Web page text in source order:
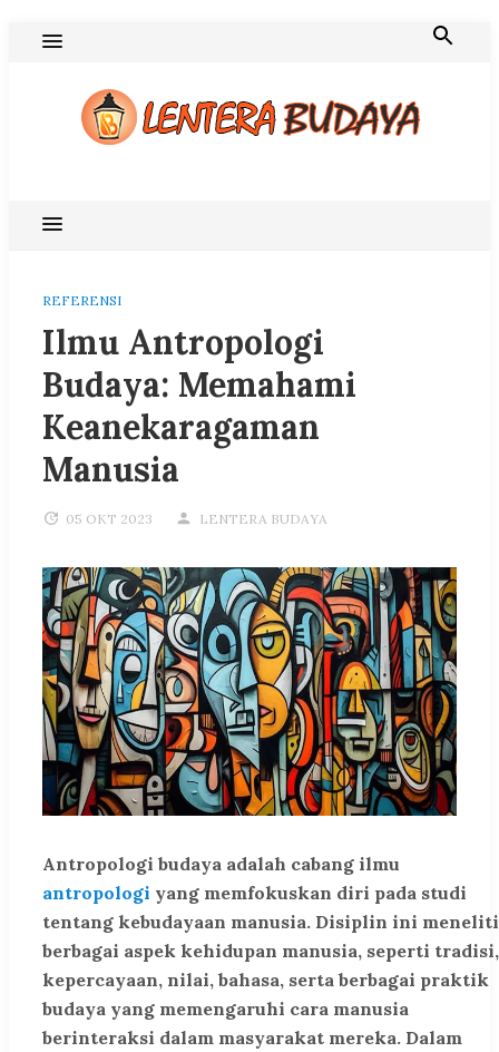
REFERENSI
Ilmu Antropologi
Budaya: Memahami
Keanekaragaman
Manusia
05 OKT 2023 LENTERA BUDAYA
Antropologi budaya adalah cabang ilmu
antropologi yang memfokuskan diri pada studi
tentang kebudayaan manusia. Disiplin ini meneliti
berbagai aspek kehidupan manusia, seperti tradisi,
kepercayaan, nilai, bahasa, serta berbagai praktik
budaya yang memengaruhi cara manusia
berinteraksi dalam masyarakat mereka. Dalam